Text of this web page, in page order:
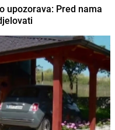
upozorava: Pred nama